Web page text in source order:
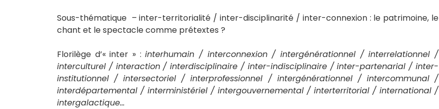
Sous-thématique – inter-territorialité / inter-disciplinarité / inter-connexion : le patrimoine, le
chant et le spectacle comme prétextes ?
Florilège d’« inter » :interhumain / interconnexion / intergénérationnel / interrelationnel /
interculturel / interaction / interdisciplinaire / inter-indisciplinaire / inter-partenarial / inter-
institutionnel / intersectoriel / interprofessionnel / intergénérationnel / intercommunal /
interdépartemental / interministériel / intergouvernemental / interterritorial / international /
intergalactique…